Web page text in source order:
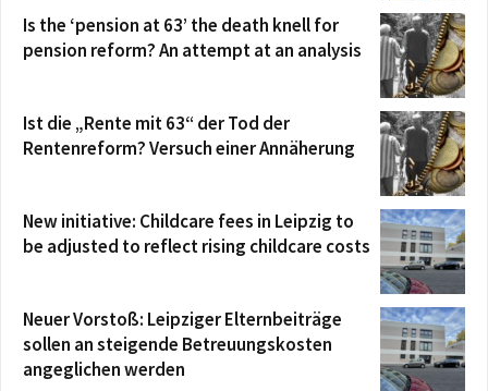
Is the ‘pension at 63’ the death knell for
pension reform? An attempt at an analysis
Ist die „Rente mit 63“ der Tod der
Rentenreform? Versuch einer Annäherung
New initiative: Childcare fees in Leipzig to
be adjusted to reflect rising childcare costs
Neuer Vorstoß: Leipziger Elternbeiträge
sollen an steigende Betreuungskosten
angeglichen werden